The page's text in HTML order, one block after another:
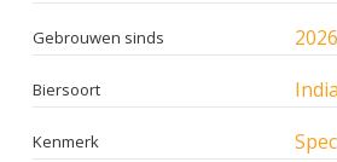
Gebrouwen sinds 2026
Biersoort
Kenmerk